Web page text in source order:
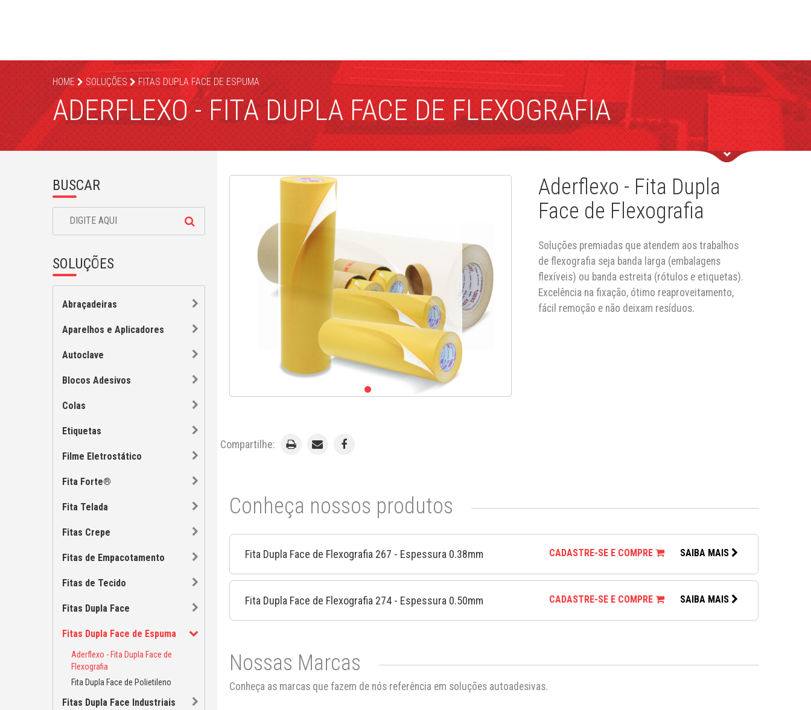
HOME SOLUÇÕES FITAS DUPLA FACE DE ESPUMA
ADERFLEXO - FITA DUPLA FACE DE FLEXOGRAFIA
BUSCAR
SOLUÇÕES
Abraçadeiras
Aparelhos e Aplicadores
Autoclave
Blocos Adesivos
Colas
Etiquetas
Filme Eletrostático
Fita Forte®
Fita Telada
Fitas Crepe
Fitas de Empacotamento
Fitas de Tecido
Fitas Dupla Face
Fitas Dupla Face de Espuma
Aderflexo - Fita Dupla Face de
Flexografia
Fita Dupla Face de Polietileno
Fitas Dupla Face Industriais
Aderflexo - Fita Dupla
Face de Flexografia
Soluções premiadas que atendem aos trabalhos
de flexografia seja banda larga (embalagens
flexíveis) ou banda estreita (rótulos e etiquetas).
Excelência na fixação, ótimo reaproveitamento,
fácil remoção e não deixam resíduos.
Compartilhe:
Conheça nossos produtos
Fita Dupla Face de Flexografia 267 - Espessura 0.38mm CADASTRE-SE E COMPRE SAIBA MAIS
Fita Dupla Face de Flexografia 274 - Espessura 0.50mm CADASTRE-SE E COMPRE SAIBA MAIS
Nossas Marcas
Conheça as marcas que fazem de nós referência em soluções autoadesivas.